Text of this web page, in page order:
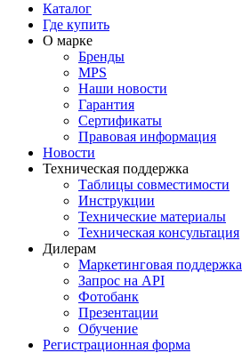
Каталог
Где купить
О марке
Бренды
MPS
Наши новости
Гарантия
Сертификаты
Правовая информация
Новости
Техническая поддержка
Таблицы совместимости
Инструкции
Технические материалы
Техническая консультация
Дилерам
Маркетинговая поддержка
Запрос на API
Фотобанк
Презентации
Обучение
Регистрационная форма